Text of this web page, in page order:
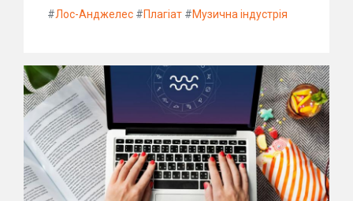
#Лос-Анджелес #Плагіат #Музична індустрія